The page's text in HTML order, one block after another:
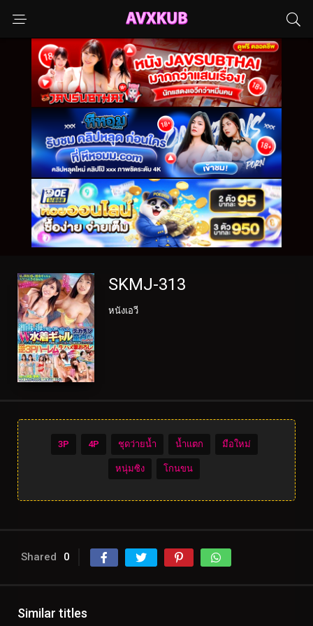
SKMJ-313
หนังเอวี
3P 4P ชุดว่ายน้ำ น้ำแตก มือใหม่
หนุ่มซิง โกนขน
Shared 0
Similar titles